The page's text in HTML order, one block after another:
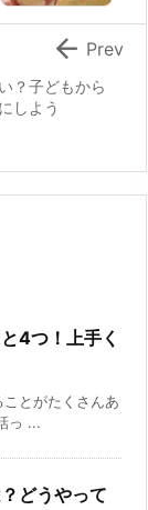
？子どもから
しよう
 Prev
4つ！上手く
とがたくさんあ
っ ...
どうやって